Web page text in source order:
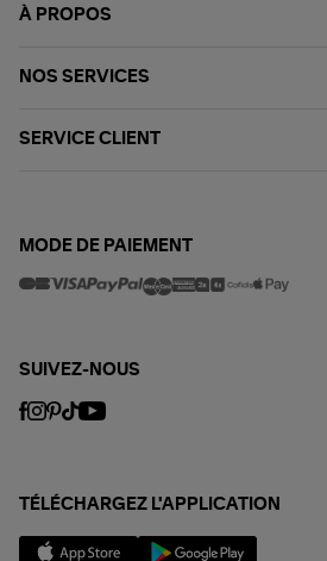
À PROPOS
NOS SERVICES
SERVICE CLIENT
MODE DE PAIEMENT
SUIVEZ-NOUS
TÉLÉCHARGEZ L'APPLICATION